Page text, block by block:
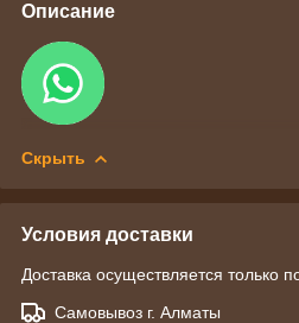
Описание
Скрыть
Условия доставки
Доставка осуществляется только
Самовывоз г. Алматы